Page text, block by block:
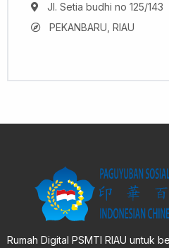
Jl. Setia budhi no 125/143
PEKANBARU, RIAU
Rumah Digital PSMTI RIAU untuk